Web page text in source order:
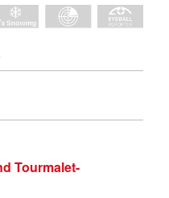
Tourmalet-